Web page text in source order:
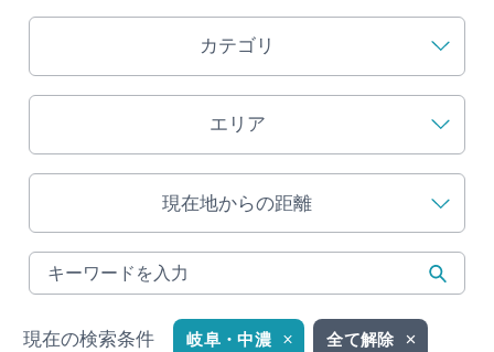
インフォメーション
早わかり岐阜
買い物・お土産
カテゴリ
エリア
現在地からの距離
現在の検索条件 岐阜・中濃 全て解除